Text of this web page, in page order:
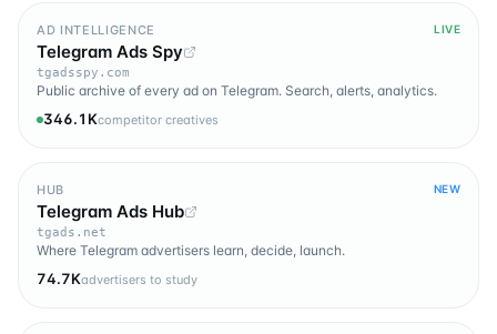
AD INTELLIGENCE LIVE
Telegram Ads Spy
tgadsspy.com
Public archive of every ad on Telegram. Search, alerts, analytics.
346.1Kcompetitor creatives
HUB NEW
Telegram Ads Hub
tgads.net
Where Telegram advertisers learn, decide, launch.
74.7Kadvertisers to study